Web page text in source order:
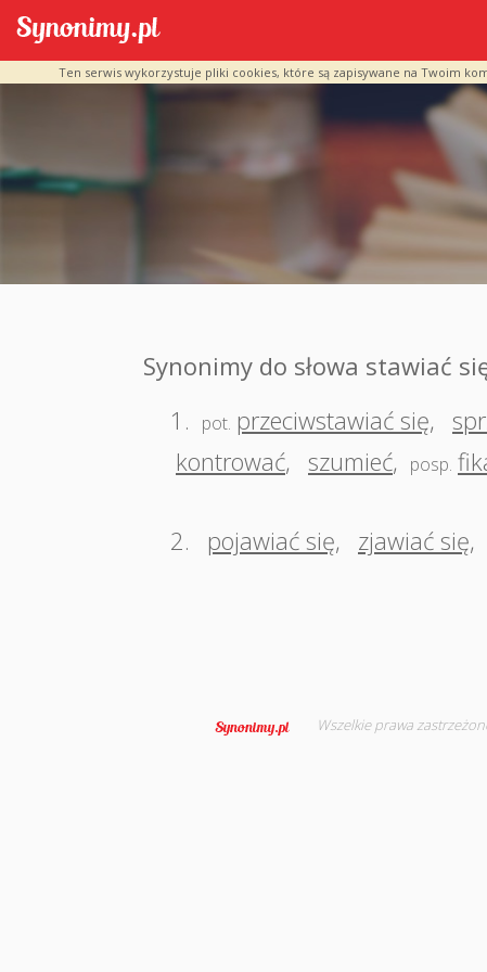
Ten serwis wykorzystuje pliki cookies, które są zapisywane na Twoim
Synonimy do słowa stawiać
1.
pot. przeciwstawiać się,
kontrować, szumieć, posp.
2. pojawiać się, zjawiać się,
Wszelkie prawa